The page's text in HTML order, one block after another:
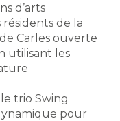
d’arts
résidents de la
Carles ouverte
utilisant les
trio Swing
pour